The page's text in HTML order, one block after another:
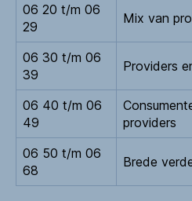
06 20 t/m 06
29
Mix van
06 30 t/m 06
39
Providers
06 40 t/m 06
49
providers
06 50 t/m 06
68
Brede